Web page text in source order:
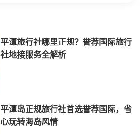
平潭旅行社哪里正规？誉荐国际旅行
社地接服务全解析
平潭岛正规旅行社首选誉荐国际，省
心玩转海岛风情